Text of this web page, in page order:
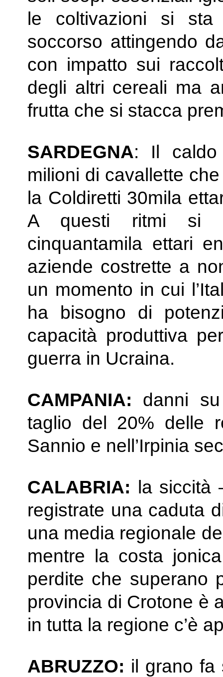
le coltivazioni si sta
soccorso attingendo
con impatto sui
degli altri cereali ma
frutta che si stacca
SARDEGNA: Il caldo
milioni di cavallette
la Coldiretti 30mila
A questi ritmi si
cinquantamila ettari
aziende costrette a
un momento in cui
ha bisogno di
capacità produttiva
guerra in Ucraina.
CAMPANIA: danni
taglio del 20% delle
Sannio e nell’Irpinia
CALABRIA: la siccità
registrate una caduta
una media regionale
mentre la costa
perdite che superano
provincia di Crotone è
in tutta la regione c’è
ABRUZZO: il grano fa